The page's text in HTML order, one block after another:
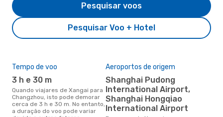
Pesquisar Voo + Hotel
Pesquisar voos
Tempo de voo
3 h e 30 m
Quando viajares de Xangai para
Changzhou, isto pode demorar
cerca de 3 h e 30 m. No entanto,
a duração do voo pode variar
Aeroportos de origem
Shanghai Pudong
International Airport,
Shanghai Hongqiao
International Airport